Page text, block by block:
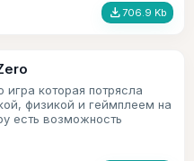
file_download706.9 Kb
которая потрясла
физикой и геймплеем на
есть возможность